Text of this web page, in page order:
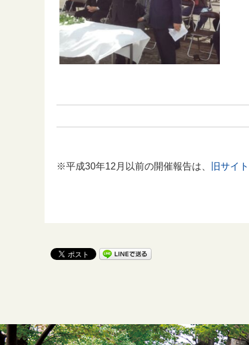
※平成30年12月以前の開催報告は、 旧サイト